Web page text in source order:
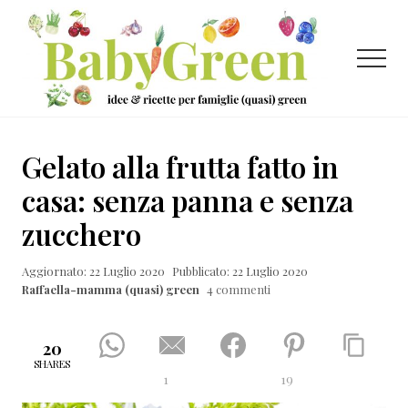
Menu
Passa
contenuto
principale
Passa
laterale
primaria
Passa
ricette
per
famiglie
(quasi)
green
Menu
Gelato alla frutta fatto in
casa: senza panna e senza
zucchero
Aggiornato: 22 Luglio 2020 Pubblicato: 22 Luglio 2020
Raffaella-mamma (quasi) green 4 commenti
20
SHARES
1 19